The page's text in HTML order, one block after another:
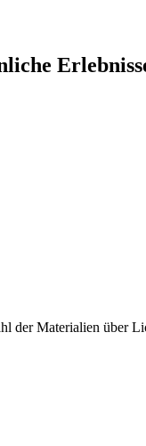
der Materialien